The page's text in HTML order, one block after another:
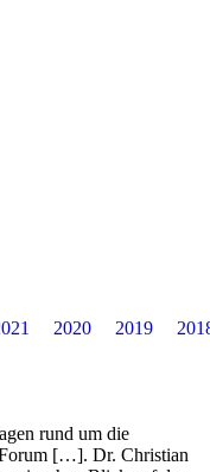
2020 2019
rund um die
Forum […]. Dr. Christian